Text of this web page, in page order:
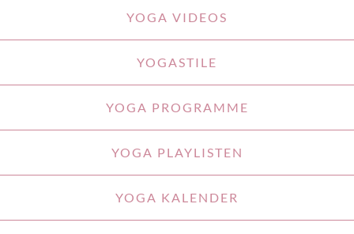
YOGA VIDEOS
YOGASTILE
YOGA PROGRAMME
YOGA PLAYLISTEN
YOGA KALENDER